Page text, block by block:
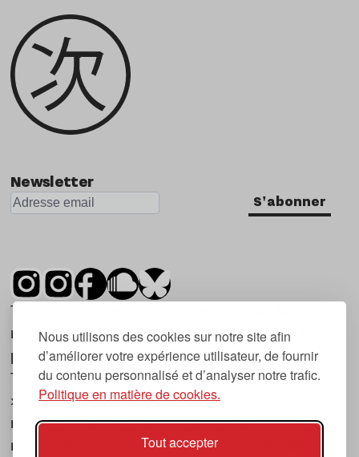
Nous utilisons des cookies sur notre site afin
d’améliorer votre expérience utilisateur, de fournir
du contenu personnalisé et d’analyser notre trafic.
Politique en matière de cookies.
Tout accepter
Newsletter
S'abonner
Tsugi est un mensuel indépendant sur la
musique et les nouvelles tendances, dont la
première parution date de 2007.
Tsugi en japonais signifie « prochain », « suivant
», ce qui correspond à la thématique du
magazine, à l’affût des nouvelles tendances
musicales, qu’elles viennent de la musique